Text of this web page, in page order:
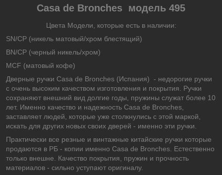
Casa de Bronches модель 495
Цвета Модели, которые есть в наличии:
SN/CP (никель матовый/хром блестящий)
BN/CP (черный никель/хром)
MCF (матовый кофе)
Дверные ручки Casa de Bronches (Испания) - недорогие ручки
с очень высоким качеством изготовления и покрытия. Ручки
сохраняют внешний вид долгие годы, пружины служат более 10
лет. Именно качество и надежность Casa de Bronches,
заставляет людей, которые уже столкнулись с этой маркой,
искать для других новых своих дверей - именно эти ручки.
Практически все резные и винтажные китайские ручки которые
продаются в РБ - копии именно Casa de Bronches. Естественно
только внешне. Качество покрытия, пружин и прочность
материалов - сильно уступают оригиналу.